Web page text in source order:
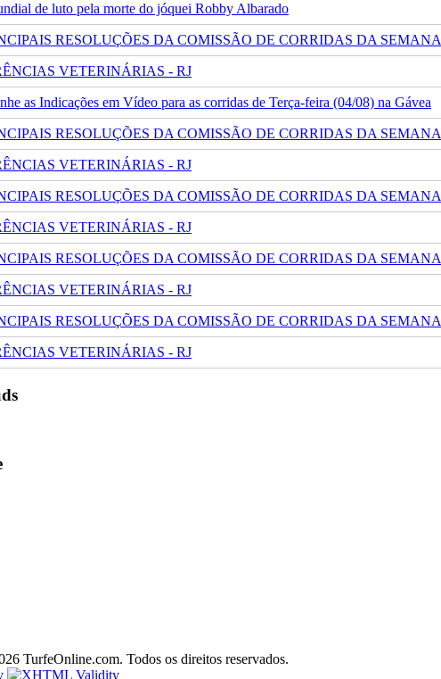
de luto pela morte do jóquei Robby Albarado
RESOLUÇÕES DA COMISSÃO DE CORRIDAS DA SEMANA
VETERINÁRIAS - RJ
as Indicações em Vídeo para as corridas de Terça-feira (04/08) na Gávea
RESOLUÇÕES DA COMISSÃO DE CORRIDAS DA SEMANA
VETERINÁRIAS - RJ
RESOLUÇÕES DA COMISSÃO DE CORRIDAS DA SEMANA
VETERINÁRIAS - RJ
RESOLUÇÕES DA COMISSÃO DE CORRIDAS DA SEMANA
VETERINÁRIAS - RJ
RESOLUÇÕES DA COMISSÃO DE CORRIDAS DA SEMANA
VETERINÁRIAS - RJ
TurfeOnline.com. Todos os direitos reservados.